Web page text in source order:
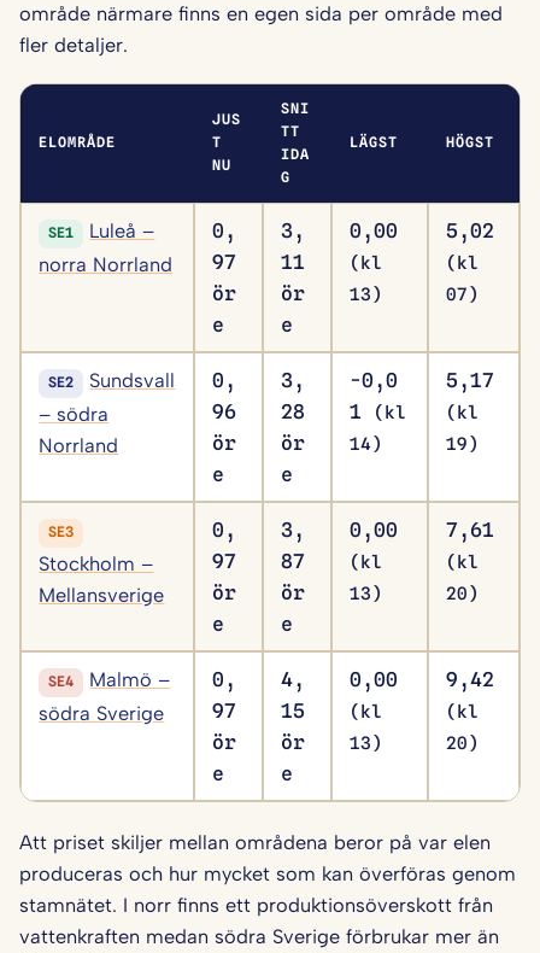
område närmare finns en egen sida per område med
fler detaljer.
ELOMRÅDE
JUS
T
NU
SNI
TT
IDA
G
LÄGST HÖGST
SE1
Luleå –
norra Norrland
0,
97
ör
e
3,
11
ör
e
0,00
(kl
13)
5,02
(kl
07)
SE2
Sundsvall
– södra
Norrland
0,
96
ör
e
3,
28
ör
e
-0,0
1
(kl
14)
5,17
(kl
19)
SE3
Stockholm –
Mellansverige
0,
97
ör
e
3,
87
ör
e
0,00
(kl
13)
7,61
(kl
20)
SE4
Malmö –
södra Sverige
0,
97
ör
e
4,
15
ör
e
0,00
(kl
13)
9,42
(kl
20)
Att priset skiljer mellan områdena beror på var elen
produceras och hur mycket som kan överföras genom
stamnätet. I norr finns ett produktionsöverskott från
vattenkraften medan södra Sverige förbrukar mer än